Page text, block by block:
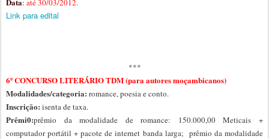
: até30/03/2012.
Link para edital
***
6º CONCURSO LITERÁRIO TDM (para autores moçambicanos)
Modalidades/categoria: romance,poesia econto.
Inscrição: isenta de taxa.
Prêmi0:prêmio da modalidade de romance: 150.000,00 Meticais +
computador portátil + pacote de internet banda larga; prêmio da modalidade